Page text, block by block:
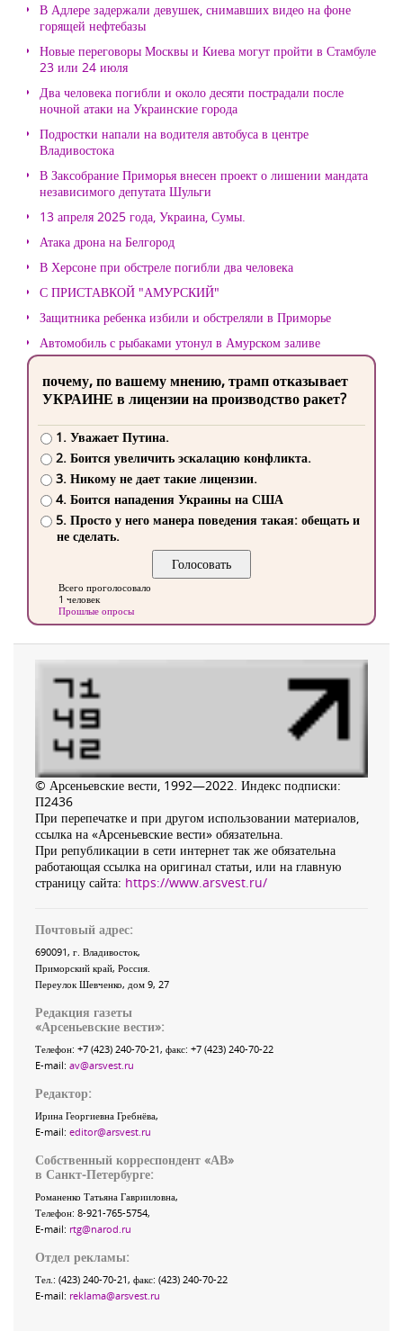
В Адлере задержали девушек, снимавших видео на фоне
горящей нефтебазы
Новые переговоры Москвы и Киева могут пройти в Стамбуле
23 или 24 июля
Два человека погибли и около десяти пострадали после
ночной атаки на Украинские города
Подростки напали на водителя автобуса в центре
Владивостока
В Заксобрание Приморья внесен проект о лишении мандата
независимого депутата Шульги
13 апреля 2025 года, Украина, Сумы.
Атака дрона на Белгород
В Херсоне при обстреле погибли два человека
С ПРИСТАВКОЙ "АМУРСКИЙ"
Защитника ребенка избили и обстреляли в Приморье
Автомобиль с рыбаками утонул в Амурском заливе
почему, по вашему мнению, трамп отказывает
УКРАИНЕ в лицензии на производство ракет?
1. Уважает Путина.
2. Боится увеличить эскалацию конфликта.
3. Никому не дает такие лицензии.
4. Боится нападения Украины на США
5. Просто у него манера поведения такая: обещать и
не сделать.
Всего проголосовало
1 человек
Прошлые опросы
© Арсеньевские вести, 1992—2022. Индекс подписки:
П2436
При перепечатке и при другом использовании материалов,
ссылка на «Арсеньевские вести» обязательна.
При републикации в сети интернет так же обязательна
работающая ссылка на оригинал статьи, или на главную
страницу сайта: https://www.arsvest.ru/
Почтовый адрес:
690091, г. Владивосток,
Приморский край, Россия
Переулок Шевченко, дом 9, 27
Редакция газеты
«Арсеньевские вести»:
Телефон: +7 (423) 240-70-21, факс: +7 (423) 240-70-22
E-mail: av@arsvest.ru
Редактор:
Ирина Георгиевна Гребнёва,
E-mail: editor@arsvest.ru
Собственный корреспондент «АВ»
в Санкт-Петербурге:
Романенко Татьяна Гаврииловна,
Телефон: 8-921-765-5754,
E-mail: rtg@narod.ru
Отдел рекламы:
Тел.: (423) 240-70-21, факс: (423) 240-70-22
E-mail: reklama@arsvest.ru